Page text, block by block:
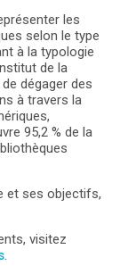
les
selon le type
à la typologie
de la
dégager des
à travers la
95,2 % de la
et ses objectifs,
visitez
.